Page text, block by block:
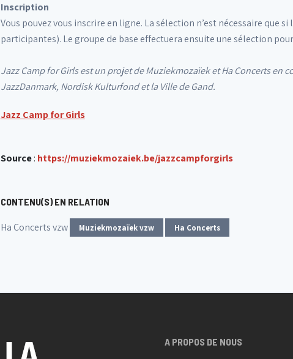
Inscription
Vous pouvez vous inscrire en ligne. La sélection n’est nécessaire que
participantes). Le groupe de base effectuera ensuite une sélection
Jazz Camp for Girls est un projet de Muziekmozaïek et Ha Concerts en
JazzDanmark, Nordisk Kulturfond et la Ville de Gand.
Jazz Camp for Girls
Source: https://muziekmozaiek.be/jazzcampforgirls
CONTENU(S) EN RELATION
Ha Concerts vzw Muziekmozaïek vzw Ha Concerts
A PROPOS DE NOUS